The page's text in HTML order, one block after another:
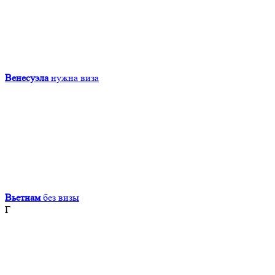
Венесуэла нужна виза
Вьетнам без визы
Г